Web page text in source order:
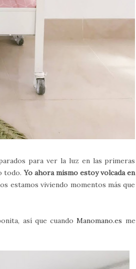
para ver la luz en las primeras
todo.Yo ahora mismo estoy volcada en
estamos viviendo momentos más que
así que cuandoManomano.es me